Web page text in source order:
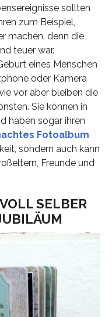
sollten
zum Beispiel,
machen, denn die
teuer war.
eines Menschen
oder Kamera
vor aber bleiben die
Sie können in
haben sogar ihren
Fotoalbum
sondern auch kann
Freunde und
SELBER